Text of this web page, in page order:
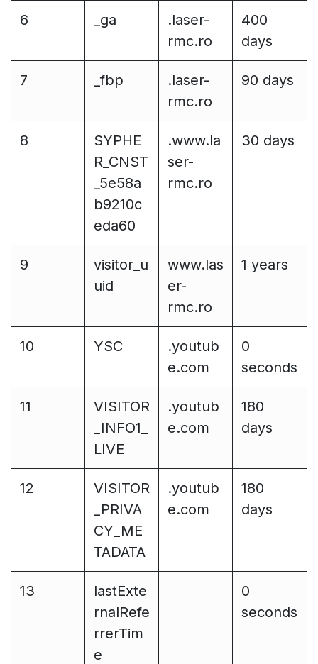
6 _ga
.laser-
rmc.ro
400
days
7 _fbp
.laser-
rmc.ro
90 days
8
SYPHE
R_CNST
_5e58a
b9210c
eda60
.www.la
ser-
rmc.ro
30 days
9
visitor_u
uid
www.las
er-
rmc.ro
1 years
10 YSC
.youtub
e.com
0
seconds
11
VISITOR
_INFO1_
LIVE
.youtub
e.com
180
days
12
VISITOR
_PRIVA
CY_ME
TADATA
.youtub
e.com
180
days
13
lastExte
rnalRefe
rrerTim
e
0
seconds